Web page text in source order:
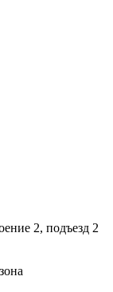
2, подъезд 2